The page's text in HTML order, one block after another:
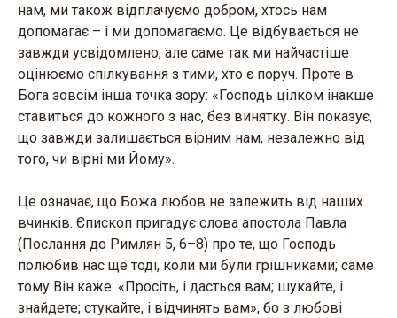
нам, ми також відплачуємо добром, хтось нам
допомагає – і ми допомагаємо. Це відбувається не
завжди усвідомлено, але саме так ми найчастіше
оцінюємо спілкування з тими, хто є поруч. Проте в
Бога зовсім інша точка зору: «Господь цілком інакше
ставиться до кожного з нас, без винятку. Він показує,
що завжди залишається вірним нам, незалежно від
того, чи вірні ми Йому».
Це означає, що Божа любов не залежить від наших
вчинків. Єпископ пригадує слова апостола Павла
(Послання до Римлян 5, 6–8) про те, що Господь
полюбив нас ще тоді, коли ми були грішниками; саме
тому Він каже: «Просіть, і дасться вам; шукайте, і
знайдете; стукайте, і відчинять вам», бо з любові